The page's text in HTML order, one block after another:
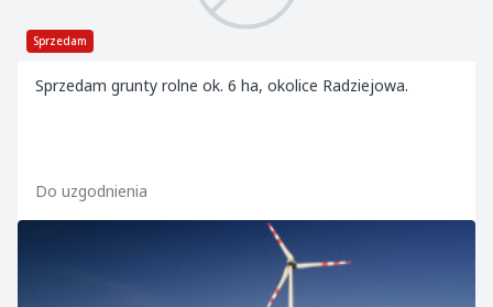
Sprzedam
Sprzedam grunty rolne ok. 6 ha, okolice Radziejowa.
Do uzgodnienia